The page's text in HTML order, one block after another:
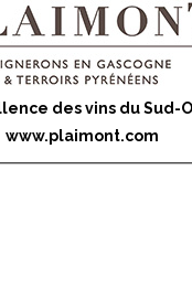
des vins du Sud-
www.plaimont.com